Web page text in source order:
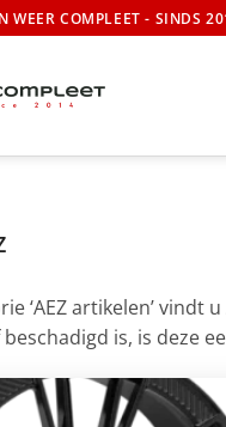
WEER COMPLEET - SINDS
‘AEZ artikelen’ vindt
is, is deze